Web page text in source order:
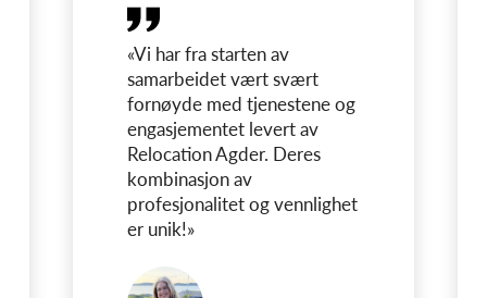
«Vi har fra starten av
samarbeidet vært svært
fornøyde med tjenestene og
engasjementet levert av
Relocation Agder. Deres
kombinasjon av
profesjonalitet og vennlighet
er unik!»